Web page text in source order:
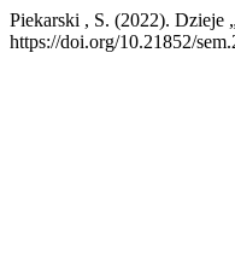
Piekarski , S. (2022).
https://doi.org/10.21852/